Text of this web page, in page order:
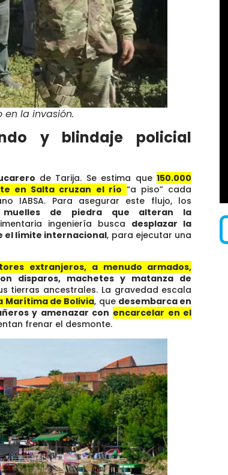
en la invasión.
y blindaje policial
de Tarija. Se estima que150.000
en Salta cruzan el río “a piso” cada
IABSA. Para asegurar este flujo, los
muelles de piedra que alteran la
ingeniería busca desplazar la
el límite internacional, para ejecutar una
extranjeros, a menudo armados,
disparos, machetes y matanza de
tierras ancestrales. La gravedad escala
Marítima de Bolivia, que desembarca en
y amenazar con encarcelar en el
frenar el desmonte.